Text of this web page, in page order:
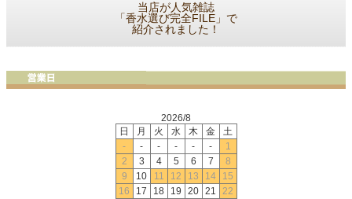
当店が人気雑誌
「香水選び完全FILE」で
紹介されました！
2026/8
日
月 火 水 木 金
土
-
- - - - -
1
2
3 4 5 6 7
8
9
10 11 12 13 14
15
16
17 18 19 20 21 22